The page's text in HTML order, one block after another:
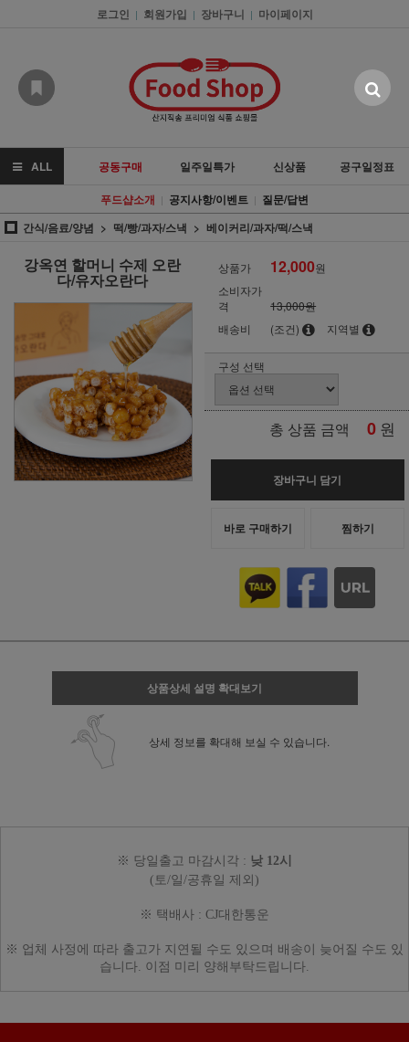
로그인 | 회원가입 | 장바구니 | 마이페이지
ALL 공동구매 일주일특가 신상품
공구일정표
푸드샵소개 | 공지사항/이벤트 | 질문/답변
간식/음료/양념
떡/빵/과자/스낵 베이커리/과자/떡/스낵
강옥연 할머니 수제 오란
다/유자오란다
상품가 12,000원
소비자가
격
13,000원
배송비
(조건) 지역별
구성 선택
총 상품 금액 0 원
장바구니 담기
바로 구매하기 찜하기
상품상세 설명 확대보기
상세 정보를 확대해 보실 수 있습니다.
※ 당일출고 마감시각 : 낮 12시
(토/일/공휴일 제외)
※ 택배사 : CJ대한통운
※ 업체 사정에 따라 출고가 지연될 수도 있으며 배송이 늦어질 수도 있
습니다. 이점 미리 양해부탁드립니다.